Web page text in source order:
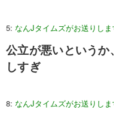
5: なんJタイムズがお送りしま
公立が悪いという
しすぎ
8: なんJタイムズがお送りしま